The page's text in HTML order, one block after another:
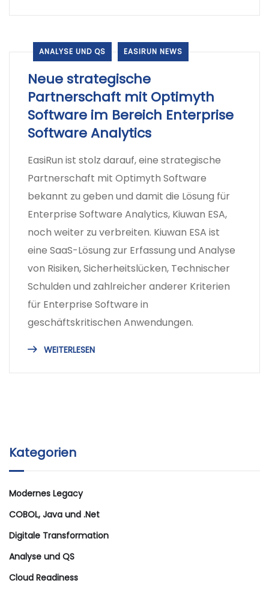
ANALYSE UND QS EASIRUN NEWS
Neue strategische
Partnerschaft mit Optimyth
Software im Bereich Enterprise
Software Analytics
EasiRun ist stolz darauf, eine strategische
Partnerschaft mit Optimyth Software
bekannt zu geben und damit die Lösung für
Enterprise Software Analytics, Kiuwan ESA,
noch weiter zu verbreiten. Kiuwan ESA ist
eine SaaS-Lösung zur Erfassung und Analyse
von Risiken, Sicherheitslücken, Technischer
Schulden und zahlreicher anderer Kriterien
für Enterprise Software in
geschäftskritischen Anwendungen.
WEITERLESEN
Kategorien
Modernes Legacy
COBOL, Java und .Net
Digitale Transformation
Analyse und QS
Cloud Readiness